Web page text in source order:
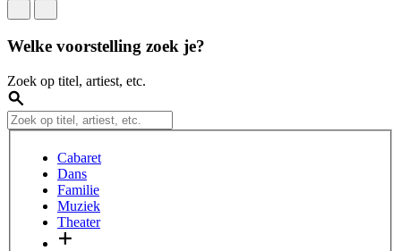
Welke voorstelling zoek je?
Zoek op titel, artiest, etc.
Cabaret
Dans
Familie
Muziek
Theater